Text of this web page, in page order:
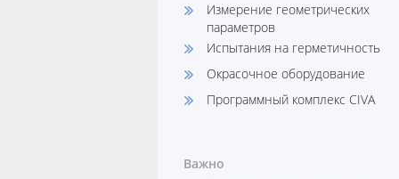
Измерение геометрических
параметров
Испытания на герметичность
Окрасочное оборудование
Программный комплекс CIVA
Важно